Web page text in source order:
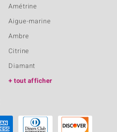
Amétrine
Aigue-marine
Ambre
Citrine
Diamant
tout afficher